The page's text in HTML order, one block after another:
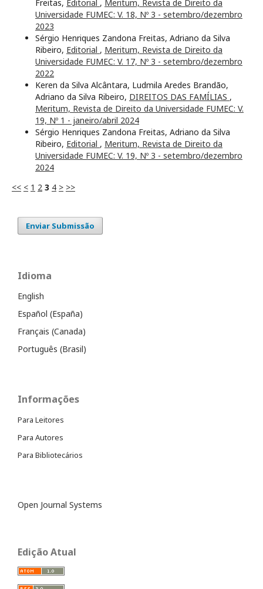
Freitas, Editorial , Meritum, Revista de Direito da
Universidade FUMEC: V. 18, Nº 3 - setembro/dezembro
2023
Sérgio Henriques Zandona Freitas, Adriano da Silva
Ribeiro, Editorial , Meritum, Revista de Direito da
Universidade FUMEC: V. 17, Nº 3 - setembro/dezembro
2022
Keren da Silva Alcântara, Ludmila Aredes Brandão,
Adriano da Silva Ribeiro, DIREITOS DAS FAMÍLIAS ,
Meritum, Revista de Direito da Universidade FUMEC: V.
19, Nº 1 - janeiro/abril 2024
Sérgio Henriques Zandona Freitas, Adriano da Silva
Ribeiro, Editorial , Meritum, Revista de Direito da
Universidade FUMEC: V. 19, Nº 3 - setembro/dezembro
2024
<< < 1 2 3 4 > >>
Enviar Submissão
Idioma
English
Español (España)
Français (Canada)
Português (Brasil)
Informações
Para Leitores
Para Autores
Para Bibliotecários
Open Journal Systems
Edição Atual